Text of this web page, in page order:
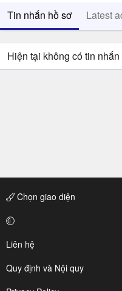
Tin nhắn hồ sơ Latest
Hiện tại không có tin
Chọn giao diện
Liên hệ
Quy định và Nội quy